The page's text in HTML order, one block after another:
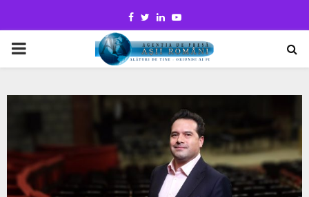
Facebook
TwitterLinkedinYoutube
PRIMARY